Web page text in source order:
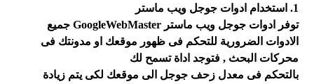
1. استخدام ادوات جوجل ويب ماستر
توفر ادوات جوجل ويب ماستر GoogleWebMaster جميع
الادوات الضرورية للتحكم فى ظهور موقعك او مدونتك فى
محركات البحث , فتوجد اداة تسمح لك
بالتحكم فى معدل زحف جوجل الى موقعك لكى يتم زيادة